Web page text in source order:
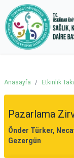
Anasayfa / Etkinlik
Pazarlama
Önder Türker,
Gezergün